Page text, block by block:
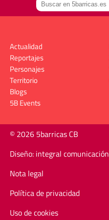
Actualidad
Reportajes
Personajes
Territorio
Blogs
5B Events
© 2026 5barricas CB
Diseño: integral comunicación
Nota legal
Política de privacidad
Uso de cookies